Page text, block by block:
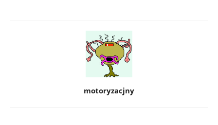
motoryzacjny